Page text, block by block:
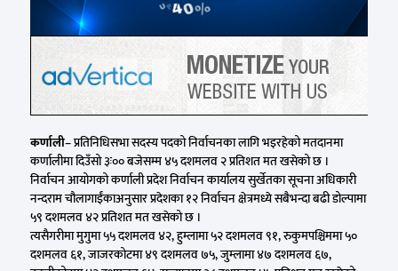
कर्णाली– प्रतिनिधिसभा सदस्य पदको निर्वाचनका लागि भइरहेको मतदानमा
कर्णालीमा दिउँसो ३ः०० बजेसम्म ४५ दशमलव २ प्रतिशत मत खसेको छ ।
निर्वाचन आयोगको कर्णाली प्रदेश निर्वाचन कार्यालय सुर्खेतका सूचना अधिकारी
नन्दराम चौलागाईंकाअनुसार प्रदेशका १२ निर्वाचन क्षेत्रमध्ये सबैभन्दा बढी डोल्पामा
५९ दशमलव ४२ प्रतिशत मत खसेको छ ।
त्यसैगरीमा मुगुमा ५५ दशमलव ४२, हुम्लामा ५२ दशमलव ९१, रुकुमपश्चिममा ५०
दशमलव ६१, जाजरकोटमा ४९ दशमलव ७५, जुम्लामा ४७ दशमलव ६७,